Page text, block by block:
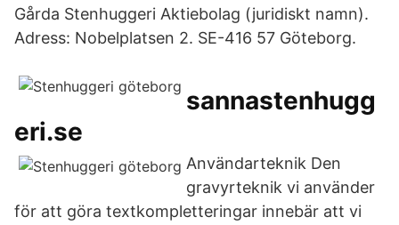
Gårda Stenhuggeri Aktiebolag (juridiskt namn).
Adress: Nobelplatsen 2. SE-416 57 Göteborg.
sannastenhugg
eri.se
Användarteknik Den
gravyrteknik vi använder
för att göra textkompletteringar innebär att vi